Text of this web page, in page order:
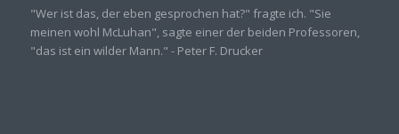
"Wer ist das, der eben gesprochen hat?" fragte ich. "Sie
meinen wohl McLuhan", sagte einer der beiden Professoren,
"das ist ein wilder Mann." - Peter F. Drucker